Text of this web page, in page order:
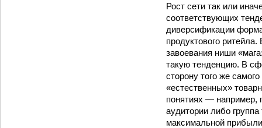
Рост сети так или
соответствующих
диверсификации
продуктового
завоевания ниши
такую тенденцию. В
сторону того же
«естественных»
понятиях — например,
аудитории либо
максимальной